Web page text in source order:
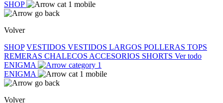
SHOP
Volver
SHOP VESTIDOS VESTIDOS LARGOS POLLERAS TOPS
REMERAS CHALECOS ACCESORIOS SHORTS Ver todo
ENIGMA
ENIGMA
Volver